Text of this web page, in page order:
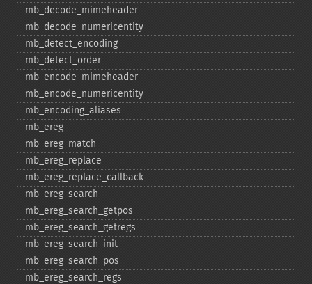
mb_​decode_​mimeheader
mb_​decode_​numericentity
mb_​detect_​encoding
mb_​detect_​order
mb_​encode_​mimeheader
mb_​encode_​numericentity
mb_​encoding_​aliases
mb_​ereg
mb_​ereg_​match
mb_​ereg_​replace
mb_​ereg_​replace_​callback
mb_​ereg_​search
mb_​ereg_​search_​getpos
mb_​ereg_​search_​getregs
mb_​ereg_​search_​init
mb_​ereg_​search_​pos
mb_​ereg_​search_​regs